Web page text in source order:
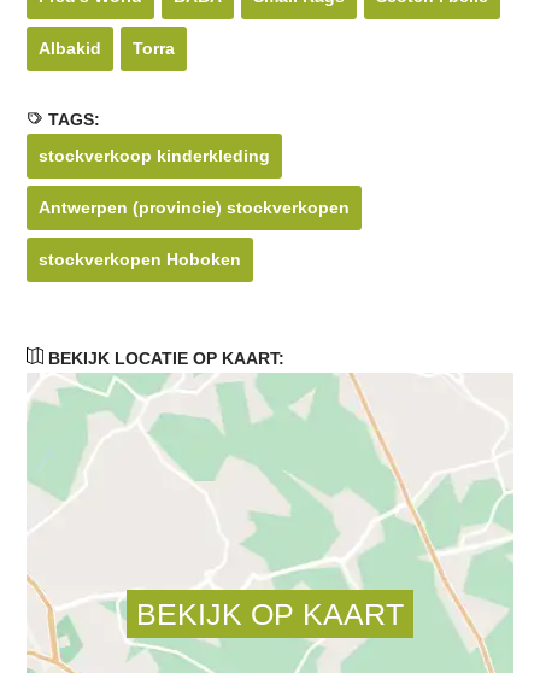
Albakid Torra
TAGS:
stockverkoop kinderkleding
Antwerpen (provincie) stockverkopen
stockverkopen Hoboken
BEKIJK LOCATIE OP KAART: